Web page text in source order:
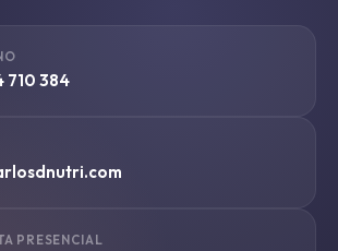
710 384
PRESENCIAL